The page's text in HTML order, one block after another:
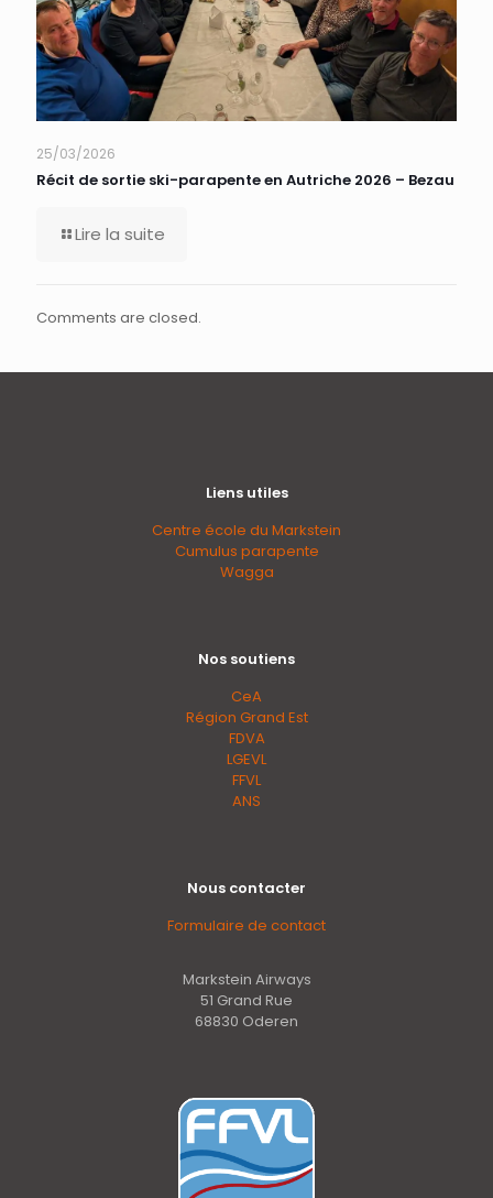
25/03/2026
Récit de sortie ski-parapente en Autriche 2026 – Bezau
Lire la suite
Comments are closed.
Liens utiles
Centre école du Markstein
Cumulus parapente
Wagga
Nos soutiens
CeA
Région Grand Est
FDVA
LGEVL
FFVL
ANS
Nous contacter
Formulaire de contact
Markstein Airways
51 Grand Rue
68830 Oderen